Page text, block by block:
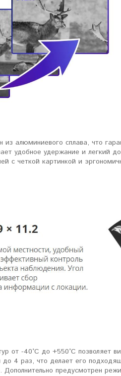
"Искал универсальный
тепловизор для охоты днем и
ночью. Спасибо Семену за
грамотную консультацию. Очень
доволен своим прицеломNocpix
Евгений Стародуб
из алюминиевого сплава, что
удобное удержание и легкий
с четкой картинкой и
от -40°C до +550°C позволяет
4 раз, что делает его
Дополнительно предусмотрен